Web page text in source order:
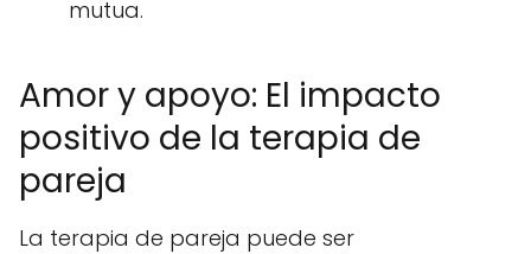
mutua.
Amor y apoyo: El impacto
positivo de la terapia de
pareja
La terapia de pareja puede ser